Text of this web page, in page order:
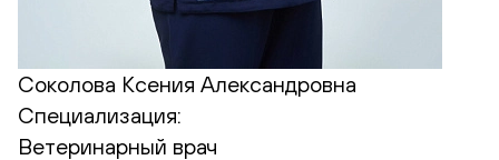
Соколова Ксения Александровна
Специализация:
Ветеринарный врач